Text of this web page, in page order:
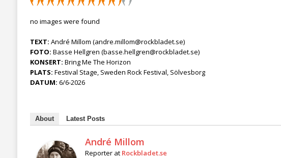
no images were found
TEXT: André Millom (andre.millom@rockbladet.se)
FOTO: Basse Hellgren (basse.hellgren@rockbladet.se)
KONSERT: Bring Me The Horizon
PLATS: Festival Stage, Sweden Rock Festival, Sölvesborg
DATUM: 6/6-2026
About Latest Posts
André Millom
Reporterat Rockbladet.se